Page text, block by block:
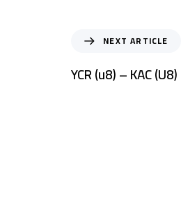
NEXT ARTICLE
YCR (u8) – KAC (U8)